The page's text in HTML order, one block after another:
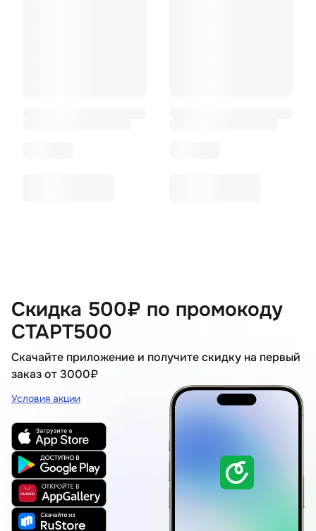
Скидка 500₽ по промокоду
СТАРТ500
Скачайте приложение и получите скидку на первый
заказ от 3000₽
Условия акции